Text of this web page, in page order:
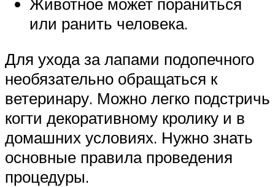
или ранить человека.
Для ухода за лапами подопечного
необязательно обращаться к
ветеринару. Можно легко подстричь
когти декоративному кролику и в
домашних условиях. Нужно знать
основные правила проведения
процедуры.